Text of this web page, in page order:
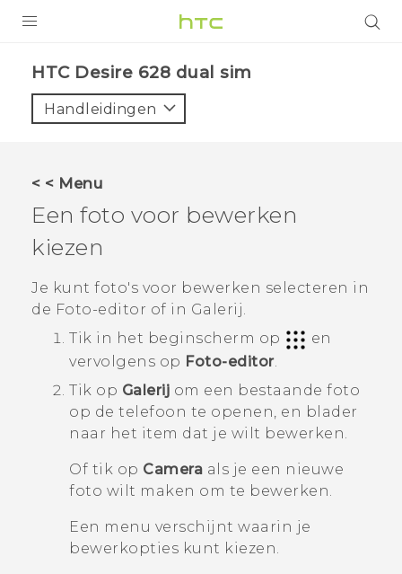
VIVE
AANBIEDINGEN
HTC Club
SUPPORT
HTC-apparaten & -accessoires
Aanmelden
HTC Desire 628 dual sim‎
Handleidingen
< < Menu
Een foto voor bewerken
kiezen
Je kunt foto's voor bewerken selecteren in
de Foto-editor of in Galerij.
Tik in het beginscherm op
en
vervolgens op Foto-editor.
Tik op Galerij om een bestaande foto
op de telefoon te openen, en blader
naar het item dat je wilt bewerken.
Of tik op Camera als je een nieuwe
foto wilt maken om te bewerken.
Een menu verschijnt waarin je
bewerkopties kunt kiezen.